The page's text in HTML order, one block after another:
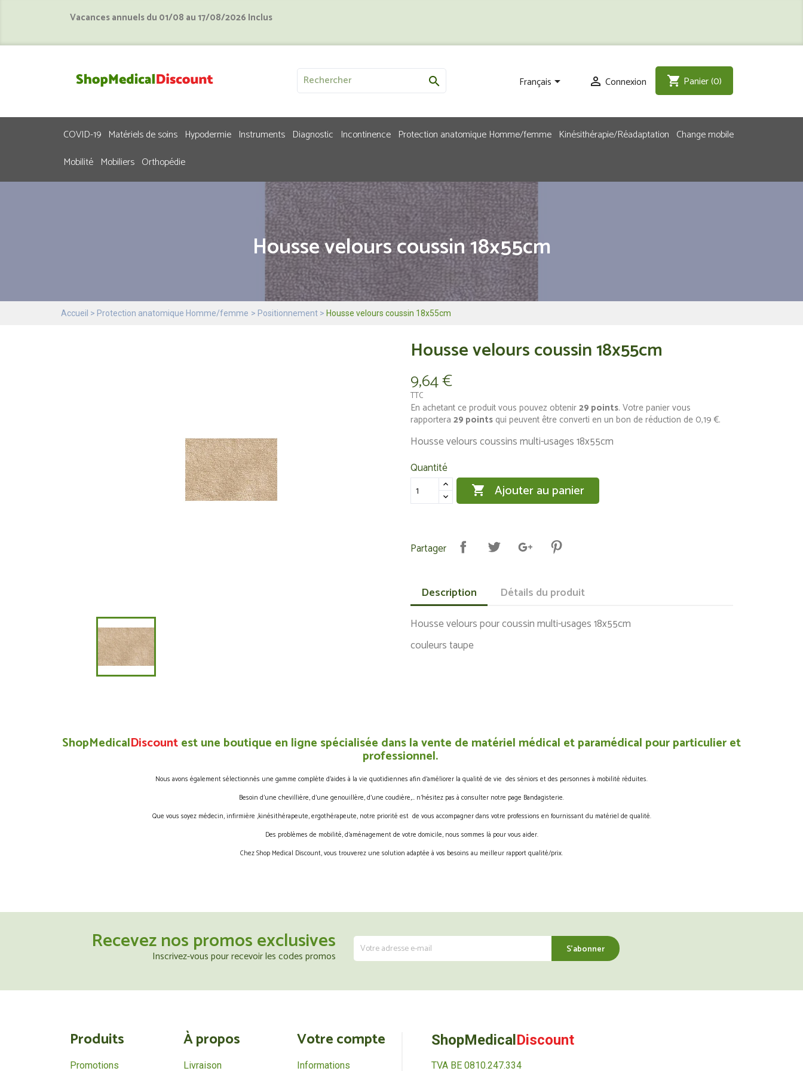
Vacances annuels du 01/08 au 17/08/2026 Inclus
 Français  Connexion shopping_cart Panier(0)
COVID-19 Matériels de soins Hypodermie Instruments Diagnostic Incontinence Protection anatomique Homme/femme Kinésithérapie/Réadaptation Change mobile
Mobilité Mobiliers Orthopédie
Housse velours coussin 18x55cm
Accueil Protection anatomique Homme/femme Positionnement Housse velours coussin 18x55cm
Housse velours coussin 18x55cm
9,64 €
TTC
En achetant ce produit vous pouvez obtenir29 points. Votre panier vous
rapportera 29 points qui peuvent être converti en un bon de réduction de 0,19 €.
Housse velours coussins multi-usages 18x55cm
Quantité
 Ajouter au panier
Partager
Description Détails du produit
Housse velours pour coussin multi-usages 18x55cm
couleurs taupe
ShopMedicalDiscountest une boutique en ligne spécialisée dans la vente de matériel médical et paramédical pour particulier et
professionnel.
Nous avons également sélectionnés une gamme complète d’aides à la vie quotidiennes afin d’améliorer la qualité de vie des séniors et des personnes à mobilité réduites.
Besoin d’une chevillière, d’une genouillère, d’une coudière,… n’hésitez pas à consulter notre page Bandagisterie.
Que vous soyez médecin, infirmière ,kinésithérapeute, ergothérapeute, notre priorité est de vous accompagner dans votre professions en fournissant du matériel de qualité.
Des problèmes de mobilité, d’aménagement de votre domicile, nous sommes là pour vous aider.
Chez Shop Medical Discount, vous trouverez une solution adaptée à vos besoins au meilleur rapport qualité/prix.
Recevez nos promos exclusives
Inscrivez-vous pour recevoir les codes promos
Produits
Promotions
À propos
Livraison
Votre compte
Informations
ShopMedical Discount
TVA BE 0810.247.334